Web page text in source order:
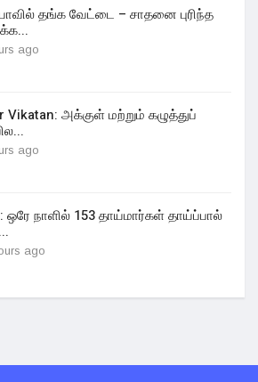
தங்க வேட்டை – சாதனை புரிந்த
ago
Vikatan: அக்குள் மற்றும் கழுத்துப்
ago
ஒரே நாளில் 153 தாய்மார்கள் தாய்ப்பால்
ago